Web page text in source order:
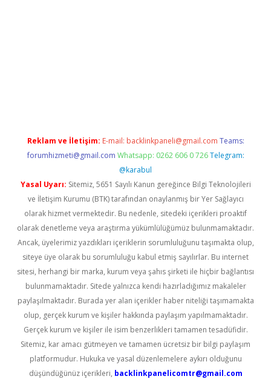
Reklam ve İletişim: E-mail: backlinkpaneli@gmail.com Teams:
forumhizmeti@gmail.com Whatsapp: 0262 606 0 726 Telegram:
@karabul
Yasal Uyarı: Sitemiz, 5651 Sayılı Kanun gereğince Bilgi Teknolojileri
ve İletişim Kurumu (BTK) tarafından onaylanmış bir Yer Sağlayıcı
olarak hizmet vermektedir. Bu nedenle, sitedeki içerikleri proaktif
olarak denetleme veya araştırma yükümlülüğümüz bulunmamaktadır.
Ancak, üyelerimiz yazdıkları içeriklerin sorumluluğunu taşımakta olup,
siteye üye olarak bu sorumluluğu kabul etmiş sayılırlar. Bu internet
sitesi, herhangi bir marka, kurum veya şahıs şirketi ile hiçbir bağlantısı
bulunmamaktadır. Sitede yalnızca kendi hazırladığımız makaleler
paylaşılmaktadır. Burada yer alan içerikler haber niteliği taşımamakta
olup, gerçek kurum ve kişiler hakkında paylaşım yapılmamaktadır.
Gerçek kurum ve kişiler ile isim benzerlikleri tamamen tesadüfidir.
Sitemiz, kar amacı gütmeyen ve tamamen ücretsiz bir bilgi paylaşım
platformudur. Hukuka ve yasal düzenlemelere aykırı olduğunu
düşündüğünüz içerikleri, backlinkpanelicomtr@gmail.com